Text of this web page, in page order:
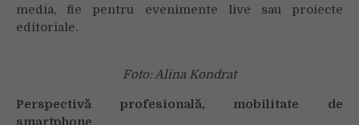
media, fie pentru evenimente live sau proiecte
editoriale.
Foto: Alina Kondrat
Perspectivă profesională, mobilitate de
smartphone